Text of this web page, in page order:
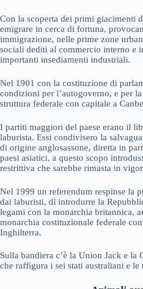
Con la scoperta dei primi giacimenti
emigrare in cerca di fortuna,
immigrazione, nelle prime zone
sociali dediti al commercio interno e
importanti insediamenti industriali.
Nel 1901 con la costituzione di
condizioni per l’autogoverno, e per
struttura federale con capitale a
I partiti maggiori del paese erano il
laburista. Essi condivisero la
di origine anglosassone, diretta in
paesi asiatici, a questo scopo
restrittiva che sarebbe rimasta in
Nel 1999 un referendum respinse la
dai laburisti, di introdurre la
legami con la monarchia britannica,
monarchia costituzionale federale
Inghilterra.
Sulla bandiera c’è la Union Jack e la
che raffigura i sei stati australiani e le